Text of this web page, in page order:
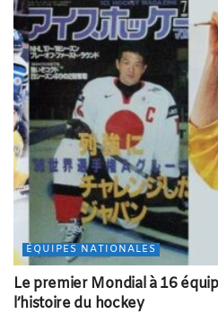
ÉQUIPES NATIONALES
Le premier Mondial à 16
l’histoire du hockey